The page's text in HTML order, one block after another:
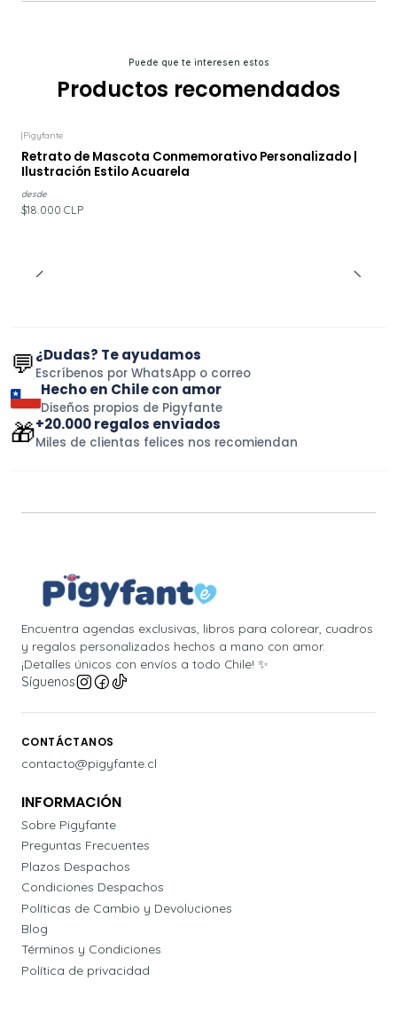
Puede que te interesen estos
Productos recomendados
|Pigyfante
Retrato de Mascota Conmemorativo Personalizado |
Ilustración Estilo Acuarela
desde
$18.000 CLP
💬¿Dudas? Te ayudamos
Escríbenos por WhatsApp o correo
Hecho en Chile con amor
Diseños propios de Pigyfante
🎁+20.000 regalos enviados
Miles de clientas felices nos recomiendan
Encuentra agendas exclusivas, libros para colorear, cuadros
y regalos personalizados hechos a mano con amor.
¡Detalles únicos con envíos a todo Chile! ✨
Síguenos
CONTÁCTANOS
contacto@pigyfante.cl
INFORMACIÓN
Sobre Pigyfante
Preguntas Frecuentes
Plazos Despachos
Condiciones Despachos
Políticas de Cambio y Devoluciones
Blog
Términos y Condiciones
Política de privacidad